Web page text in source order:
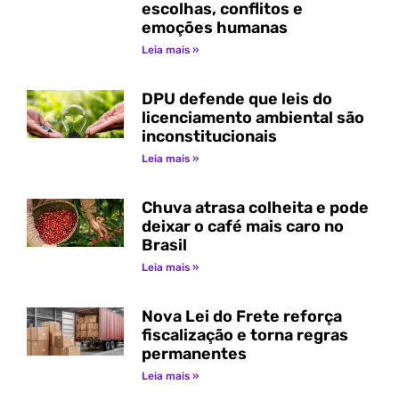
escolhas, conflitos e
emoções humanas
Leia mais »
DPU defende que leis do
licenciamento ambiental são
inconstitucionais
Leia mais »
Chuva atrasa colheita e pode
deixar o café mais caro no
Brasil
Leia mais »
Nova Lei do Frete reforça
fiscalização e torna regras
permanentes
Leia mais »